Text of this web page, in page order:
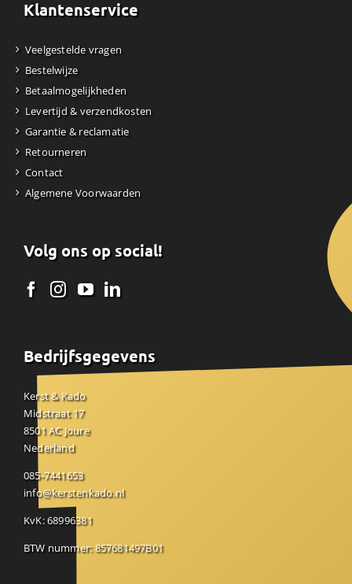
Klantenservice
Veelgestelde vragen
Bestelwijze
Betaalmogelijkheden
Levertijd & verzendkosten
Garantie & reclamatie
Retourneren
Contact
Algemene Voorwaarden
Volg ons op social!
Bedrijfsgegevens
Kerst & Kado
Midstraat 17
8501 AC Joure
Nederland
085-7441653
info@kerstenkado.nl
KvK: 68996381
BTW nummer: 857681497B01